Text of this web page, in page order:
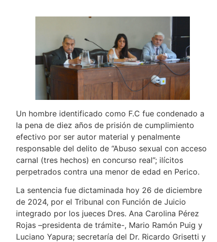
Un hombre identificado como F.C fue condenado a
la pena de diez años de prisión de cumplimiento
efectivo por ser autor material y penalmente
responsable del delito de “Abuso sexual con acceso
carnal (tres hechos) en concurso real”; ilícitos
perpetrados contra una menor de edad en Perico.
La sentencia fue dictaminada hoy 26 de diciembre
de 2024, por el Tribunal con Función de Juicio
integrado por los jueces Dres. Ana Carolina Pérez
Rojas –presidenta de trámite-, Mario Ramón Puig y
Luciano Yapura; secretaría del Dr. Ricardo Grisetti y